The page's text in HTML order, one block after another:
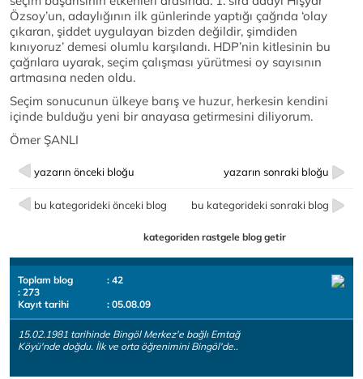
Özsoy’un, adaylığının ilk günlerinde yaptığı çağrıda ‘olay
çıkaran, şiddet uygulayan bizden değildir, şimdiden
kınıyoruz’ demesi olumlu karşılandı. HDP’nin kitlesinin bu
çağrılara uyarak, seçim çalışması yürütmesi oy sayısının
artmasına neden oldu.
Seçim sonucunun ülkeye barış ve huzur, herkesin kendini
içinde bulduğu yeni bir anayasa getirmesini diliyorum.
Ömer ŞANLI
yazarın önceki bloğu yazarın sonraki bloğu
bu kategorideki önceki blog bu kategorideki sonraki blog
kategoriden rastgele blog getir
Toplam blog
: 42
: 273
Kayıt tarihi
: 05.08.09
15.02.1981 tarihinde Bingöl Merkez'e bağlı Emtağ
Köyü'nde doğdu. İlk ve orta öğrenimini Bingöl'de..